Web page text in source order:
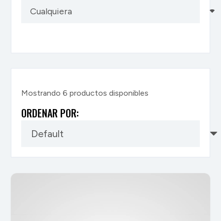
Mostrando6 productos disponibles
ORDENAR POR: